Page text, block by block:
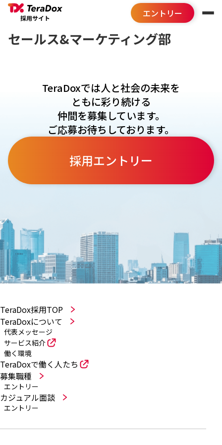
セールス&マーケティング部
TeraDoxでは人と社会の未来を
ともに彩り続ける
仲間を募集しています。
ご応募お待ちしております。
採用エントリー
TeraDox採用TOP
TeraDoxについて
代表メッセージ
サービス紹介
働く環境
TeraDoxで働く人たち
募集職種
エントリー
カジュアル面談
エントリー